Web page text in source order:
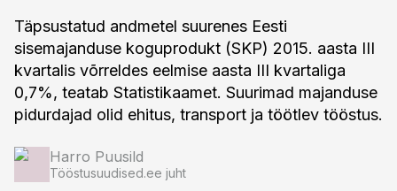
Täpsustatud andmetel suurenes Eesti
sisemajanduse koguprodukt (SKP) 2015. aasta III
kvartalis võrreldes eelmise aasta III kvartaliga
0,7%, teatab Statistikaamet. Suurimad majanduse
pidurdajad olid ehitus, transport ja töötlev tööstus.
Harro Puusild
Tööstusuudised.ee juht